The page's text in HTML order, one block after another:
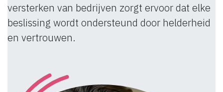
versterken van bedrijven zorgt ervoor dat elke
beslissing wordt ondersteund door helderheid
en vertrouwen.